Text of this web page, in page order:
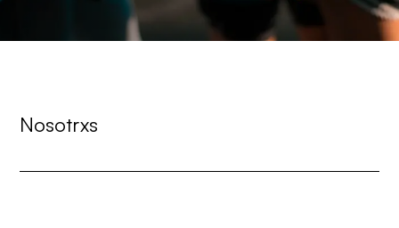
Nosotrxs